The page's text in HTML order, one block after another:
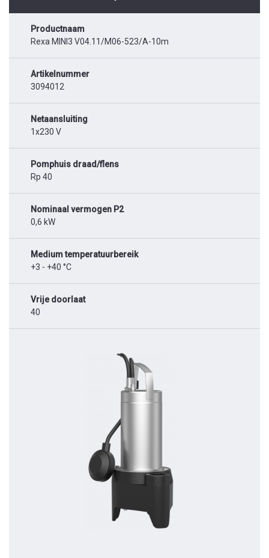
Productnaam
Rexa MINI3 V04.11/M06-523/A-10m
Artikelnummer
3094012
Netaansluiting
1x230 V
Pomphuis draad/flens
Rp 40
Nominaal vermogen P2
0,6 kW
Medium temperatuurbereik
+3 - +40 °C
Vrije doorlaat
40